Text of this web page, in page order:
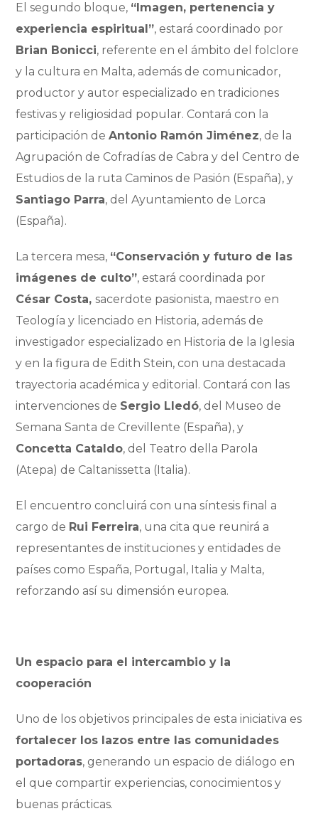
El segundo bloque, “Imagen, pertenencia y
experiencia espiritual”, estará coordinado por
Brian Bonicci, referente en el ámbito del folclore
y la cultura en Malta, además de comunicador,
productor y autor especializado en tradiciones
festivas y religiosidad popular. Contará con la
participación deAntonio Ramón Jiménez, de la
Agrupación de Cofradías de Cabra y del Centro de
Estudios de la ruta Caminos de Pasión (España), y
Santiago Parra, del Ayuntamiento de Lorca
(España).
La tercera mesa, “Conservación y futuro de las
imágenes de culto”, estará coordinada por
César Costa,sacerdote pasionista, maestro en
Teología y licenciado en Historia, además de
investigador especializado en Historia de la Iglesia
y en la figura de Edith Stein, con una destacada
trayectoria académica y editorial. Contará con las
intervenciones de Sergio Lledó, del Museo de
Semana Santa de Crevillente (España), y
Concetta Cataldo, del Teatro della Parola
(Atepa) de Caltanissetta (Italia).
El encuentro concluirá con una síntesis final a
cargo de Rui Ferreira, una cita que reunirá a
representantes de instituciones y entidades de
países como España, Portugal, Italia y Malta,
reforzando así su dimensión europea.
Un espacio para el intercambio y la
cooperación
Uno de los objetivos principales de esta iniciativa es
fortalecer los lazos entre las comunidades
portadoras, generando un espacio de diálogo en
el que compartir experiencias, conocimientos y
buenas prácticas.